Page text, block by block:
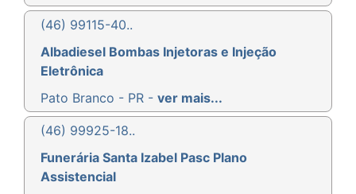
(46) 99115-40..
Albadiesel Bombas Injetoras e Injeção
Eletrônica
Pato Branco - PR - ver mais...
(46) 99925-18..
Funerária Santa Izabel Pasc Plano
Assistencial